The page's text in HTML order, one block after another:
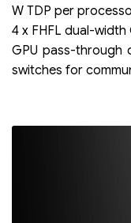
W TDP per
4 x FHFL dual-width
GPU pass-through
switches for